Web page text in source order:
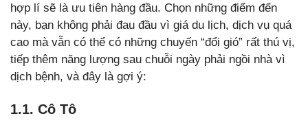
hợp lí sẽ là ưu tiên hàng đầu. Chọn những điểm đến
này, bạn không phải đau đầu vì giá du lịch, dịch vụ quá
cao mà vẫn có thể có những chuyến “đổi gió” rất thú vị,
tiếp thêm năng lượng sau chuỗi ngày phải ngồi nhà vì
dịch bệnh, và đây là gợi ý:
1.1. Cô Tô